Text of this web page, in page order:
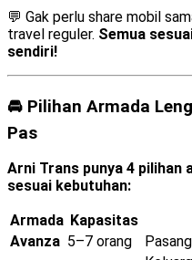
💬 Gak perlu share mobil
travel reguler. Semua
sendiri!
🚘 Pilihan Armada
Pas
Arni Trans punya 4 pilihan
sesuai kebutuhan:
Armada Kapasitas
Avanza 5–7 orang